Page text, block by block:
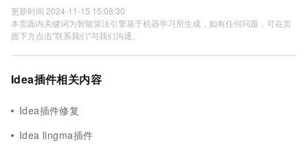
更新时间 2024-11-15 15:08:30
本页面内关键词为智能算法引擎基于机器学习所生成，如有任何问题，可在页
面下方点击"联系我们"与我们沟通。
Idea插件相关内容
Idea插件修复
Idea lingma插件